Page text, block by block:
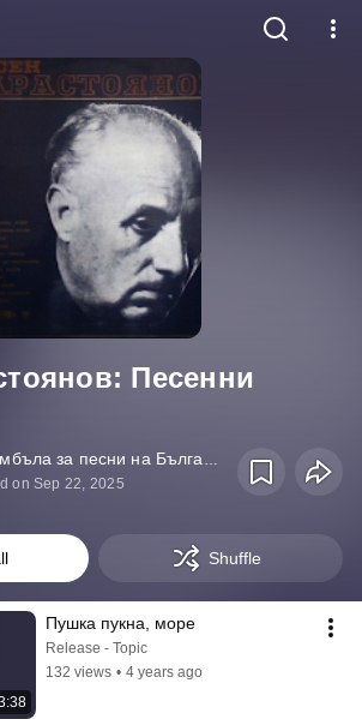
Песенни
Оркестър при Ансамбъла за песни на Българското Радио и Телевизия, Ансамбъл за песни на Българското Радио и Телевизия, Ансамбъл на Българската народна армия, Генко Генов • Album
on Sep 22, 2025
Shuffle
Пушка пукна, море
Release - Topic
132 views • 4 years ago